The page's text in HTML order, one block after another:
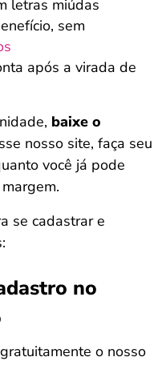
letras miúdas
sem
após a virada de
baixe o
nosso site, faça seu
você já pode
se cadastrar e
no
o nosso